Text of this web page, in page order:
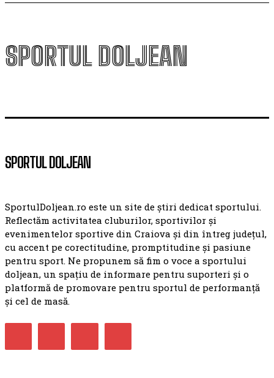
SPORTUL DOLJEAN
SPORTUL DOLJEAN
SportulDoljean.ro este un site de știri dedicat sportului.
Reflectăm activitatea cluburilor, sportivilor și
evenimentelor sportive din Craiova și din întreg județul,
cu accent pe corectitudine, promptitudine și pasiune
pentru sport. Ne propunem să fim o voce a sportului
doljean, un spațiu de informare pentru suporteri și o
platformă de promovare pentru sportul de performanță
și cel de masă.